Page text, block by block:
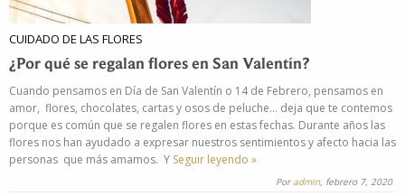
CUIDADO DE LAS FLORES
¿Por qué se regalan flores en San Valentín?
Cuando pensamos en Día de San Valentín o 14 de Febrero, pensamos en
amor, flores, chocolates, cartas y osos de peluche… deja que te contemos
porque es común que se regalen flores en estas fechas. Durante años las
flores nos han ayudado a expresar nuestros sentimientos y afecto hacia las
personas que más amamos. Y Seguir leyendo »
Poradmin, febrero 7, 2020